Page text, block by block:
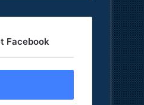
Facebook